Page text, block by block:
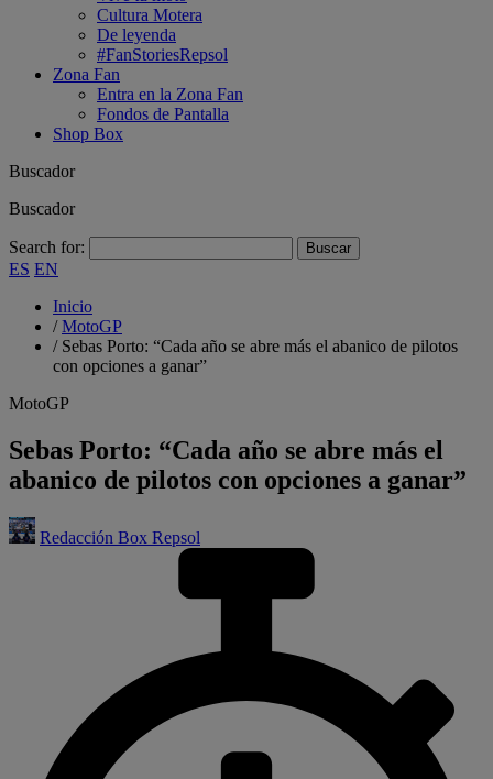
Cultura Motera
De leyenda
#FanStoriesRepsol
Zona Fan
Entra en la Zona Fan
Fondos de Pantalla
Shop Box
Buscador
Buscador
Search for:
ES EN
Inicio
/MotoGP
/ Sebas Porto: “Cada año se abre más el abanico de pilotos
con opciones a ganar”
MotoGP
Sebas Porto: “Cada año se abre más el
abanico de pilotos con opciones a ganar”
Redacción Box Repsol